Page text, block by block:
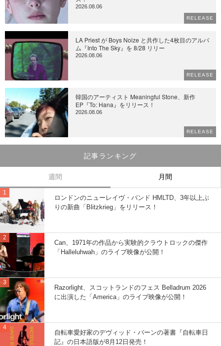
2026.08.06
RELEASE
LA Priest が Boys Noize と共作した4枚目のアルバ
ム『Into The Sky』を 8/28 リリー
2026.08.06
RELEASE
韓国のアーティスト Meaningful Stone、新作
EP『To: Hana』をリリース！
2026.08.06
RELEASE
記事ランキング
週間 月間
ロンドンのニューレイヴ・バンド HMLTD、3年以上ぶ
りの新曲「Blitzkrieg」をリリース！
Can、1971年の作品から実験的クラウトロックの傑作
「Halleluhwah」のライブ映像が公開！
Razorlight、スコットランドのフェス Belladrum 2026
に出演した「America」のライブ映像が公開！
自転車愛好家のデヴィッド・バーンの著書『自転車日
記』の日本語版が8月12日発売！